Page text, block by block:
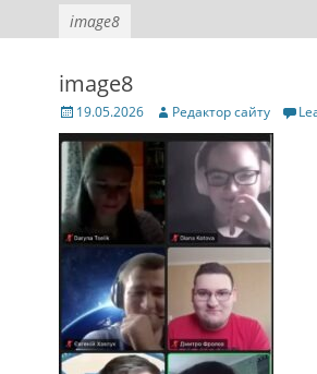
image8
image8
Posted
on
19.05.2026 Author
Редактор сайту